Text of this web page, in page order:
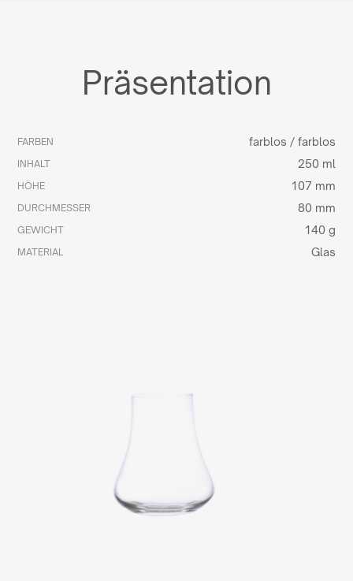
Präsentation
FARBEN farblos / farblos
INHALT 250 ml
HÖHE 107 mm
DURCHMESSER 80 mm
GEWICHT 140 g
MATERIAL Glas